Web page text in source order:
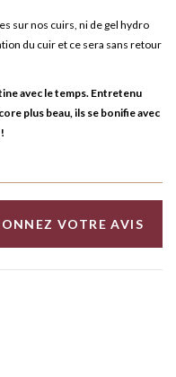
sur nos cuirs, ni de gel hydro
du cuir et ce sera sans retour
avec le temps. Entretenu
plus beau, ils se bonifie avec
VOTRE AVIS